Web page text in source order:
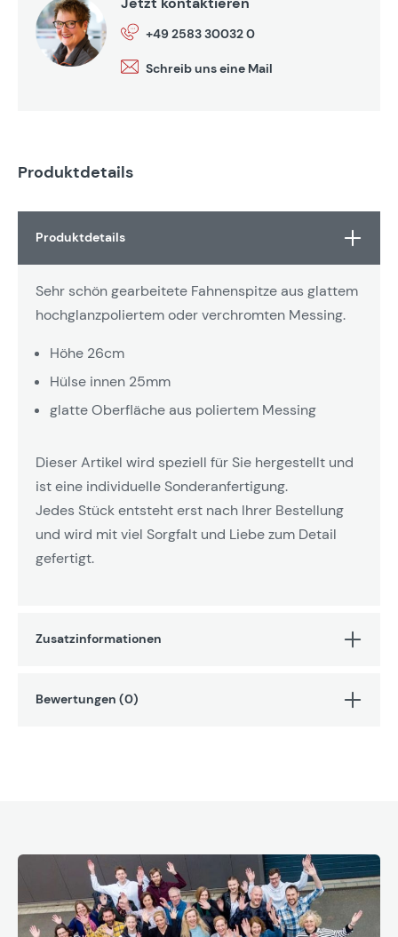
+49 2583 30032 0
Schreib uns eine Mail
Produktdetails
Produktdetails
Sehr schön gearbeitete Fahnenspitze aus glattem
hochglanzpoliertem oder verchromten Messing.
Höhe 26cm
Hülse innen 25mm
glatte Oberfläche aus poliertem Messing
Dieser Artikel wird speziell für Sie hergestellt und
ist eine individuelle Sonderanfertigung.
Jedes Stück entsteht erst nach Ihrer Bestellung
und wird mit viel Sorgfalt und Liebe zum Detail
gefertigt.
Zusatzinformationen
Bewertungen (0)